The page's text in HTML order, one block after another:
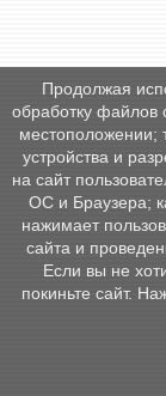
Продолжая
обработку файлов
местоположении;
устройства и
на сайт
ОС и Браузера;
нажимает
сайта и
Если вы не
покиньте сайт.